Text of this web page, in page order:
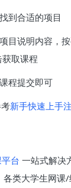
到合适的项目
目说明内容，
取课程
程提交即可
新手快速上手
台 一站式解决
各类大学生网课